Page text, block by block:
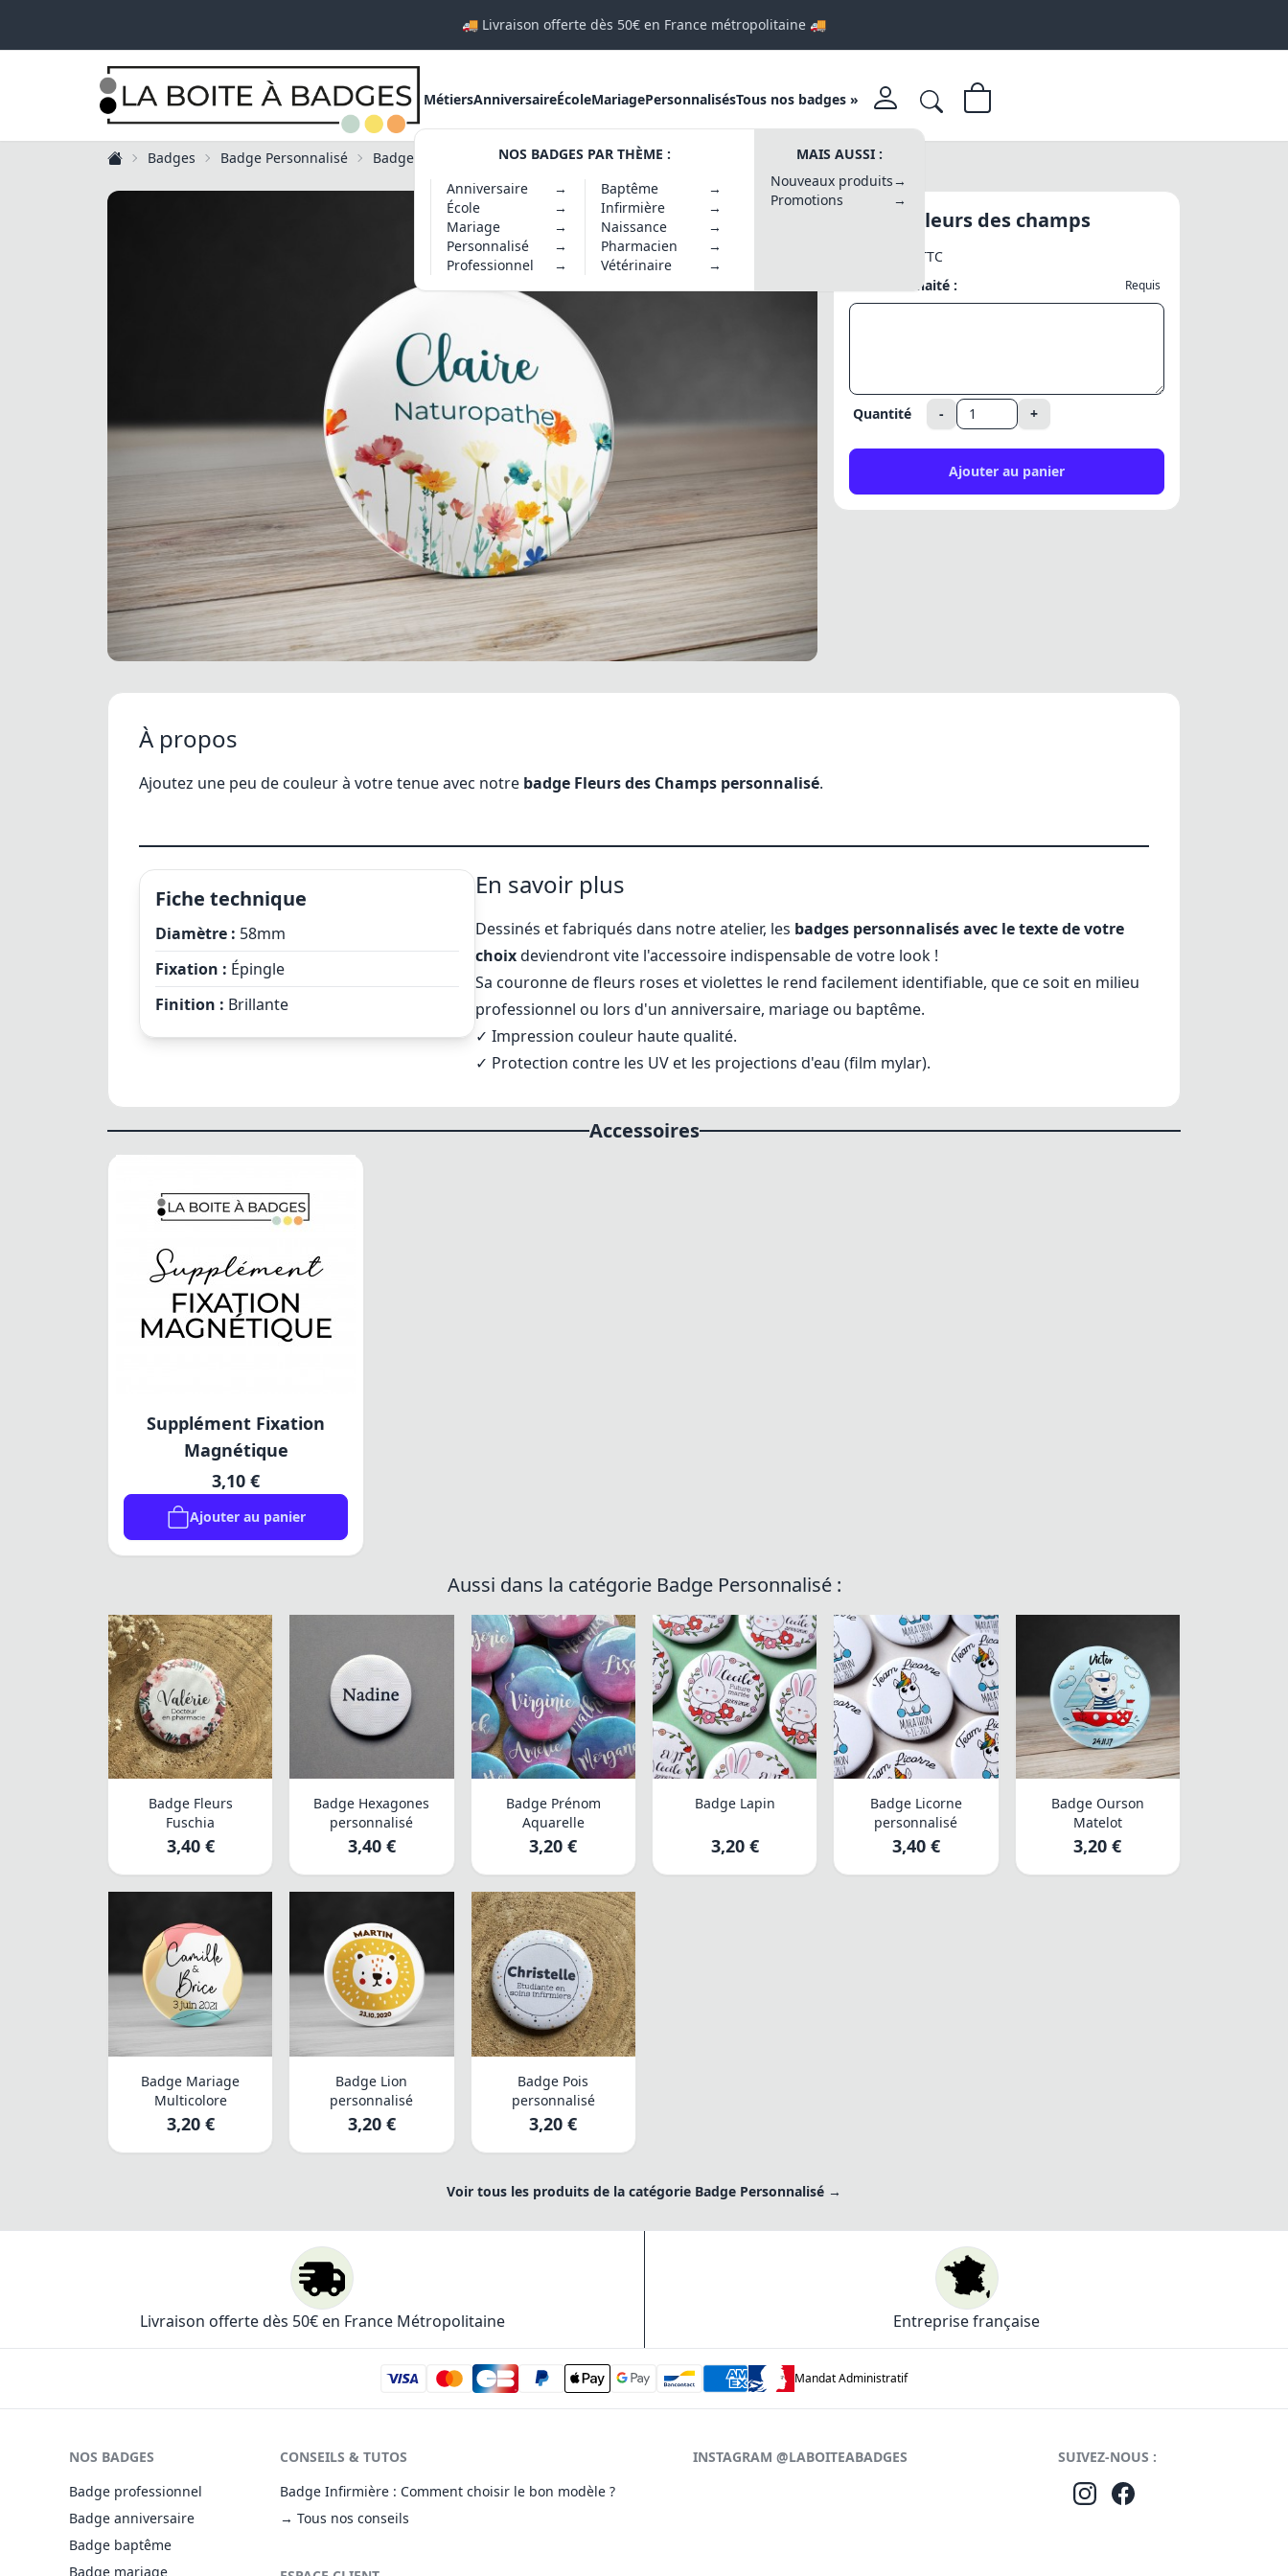
🚚 Livraison offerte dès 50€ en France métropolitaine 🚚
MétiersAnniversaireÉcoleMariagePersonnalisésTous nos badges »
NOS BADGES PAR THÈME :
Anniversaire
→ Baptême
→
École
→ Infirmière
→
Mariage
→ Naissance
→
Personnalisé
→ Pharmacien
→
Professionnel
→ Vétérinaire →
MAIS AUSSI :
Nouveaux produits→
Promotions
→
Badges Badge Personnalisé Badge Fleurs des champs
Badge Fleurs des champs
TTC
Texte souhaité :
Requis
Quantité - +
Ajouter au panier
À propos
Ajoutez une peu de couleur à votre tenue avec notre badge Fleurs des Champs personnalisé.
En savoir plus
Dessinés et fabriqués dans notre atelier, les badges personnalisés avec le texte de votre
choixdeviendront vite l'accessoire indispensable de votre look !
Sa couronne de fleurs roses et violettes le rend facilement identifiable, que ce soit en milieu
professionnel ou lors d'un anniversaire, mariage ou baptême.
✓Impression couleur haute qualité.
✓ Protection contre les UV et les projections d'eau (film mylar).
Fiche technique
Diamètre : 58mm
Fixation : Épingle
Finition : Brillante
Accessoires
Supplément Fixation
Magnétique
3,10 €
Ajouter au panier
Aussi dans la catégorie Badge Personnalisé :
Badge Fleurs
Fuschia
3,40 €
Badge Hexagones
personnalisé
3,40 €
Badge Prénom
Aquarelle
3,20 €
Badge Lapin
3,20 €
Badge Licorne
personnalisé
3,40 €
Badge Ourson
Matelot
3,20 €
Badge Mariage
Multicolore
3,20 €
Badge Lion
personnalisé
3,20 €
Badge Pois
personnalisé
3,20 €
Voir tous les produits de la catégorie Badge Personnalisé →
Livraison offerte dès 50€ en France Métropolitaine Entreprise française
Mandat Administratif
NOS BADGES
Badge professionnel
Badge anniversaire
Badge baptême
Badge mariage
CONSEILS & TUTOS
Badge Infirmière : Comment choisir le bon modèle ?
→ Tous nos conseils
INSTAGRAM @LABOITEABADGES SUIVEZ-NOUS :